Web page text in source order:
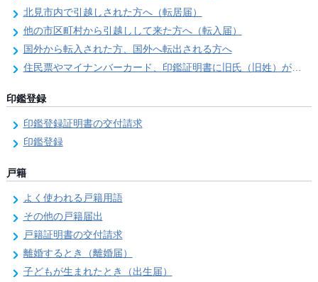
北見市内で引越しされた方へ（転居届）
他の市区町村から引越しして来た方へ（転入届）
国外から転入された方、国外へ転出される方へ
住民票やマイナンバーカード、印鑑証明書に旧氏（旧姓）が併記できるようになりました！
印鑑登録
印鑑登録証明書の交付請求
印鑑登録
戸籍
よく使われる戸籍用語
その他の戸籍届出
戸籍証明書の交付請求
離婚するとき（離婚届）
子どもが生まれたとき（出生届）